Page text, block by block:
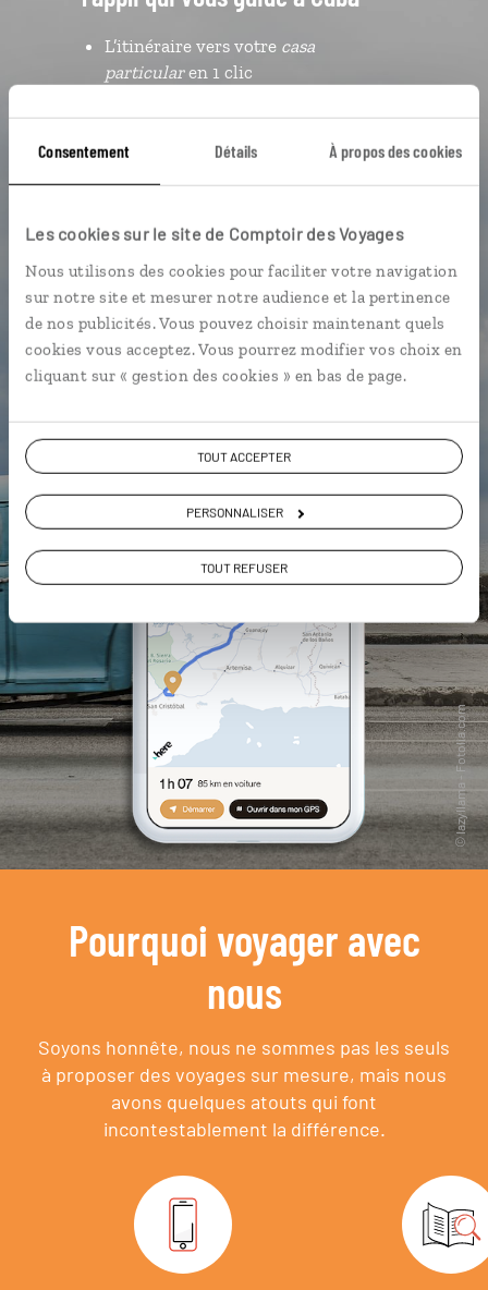
Consentement Détails À propos des cookies
Les cookies sur le site de Comptoir des Voyages
Nous utilisons des cookies pour faciliter votre navigation
sur notre site et mesurer notre audience et la pertinence
de nos publicités. Vous pouvez choisir maintenant quels
cookies vous acceptez. Vous pourrez modifier vos choix en
cliquant sur « gestion des cookies » en bas de page.
TOUT ACCEPTER
PERSONNALISER
TOUT REFUSER
L’itinéraire vers votre casa
particularen 1 clic
Les plus beaux cayos géolocalisés
L'album souvenirs à composer
DÉCOUVRIR LUCIOLE
Pourquoi voyager avec
nous
Soyons honnête, nous ne sommes pas les seuls
à proposer des voyages sur mesure, mais nous
avons quelques atouts qui font
incontestablement la différence.